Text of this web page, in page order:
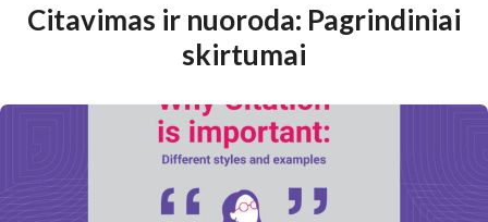
Citavimas ir nuoroda: Pagrindiniai
skirtumai